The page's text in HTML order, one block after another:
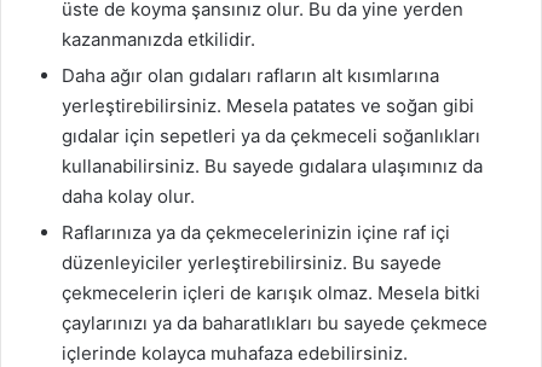
üste de koyma şansınız olur. Bu da yine yerden
kazanmanızda etkilidir.
Daha ağır olan gıdaları rafların alt kısımlarına
yerleştirebilirsiniz. Mesela patates ve soğan gibi
gıdalar için sepetleri ya da çekmeceli soğanlıkları
kullanabilirsiniz. Bu sayede gıdalara ulaşımınız da
daha kolay olur.
Raflarınıza ya da çekmecelerinizin içine raf içi
düzenleyiciler yerleştirebilirsiniz. Bu sayede
çekmecelerin içleri de karışık olmaz. Mesela bitki
çaylarınızı ya da baharatlıkları bu sayede çekmece
içlerinde kolayca muhafaza edebilirsiniz.